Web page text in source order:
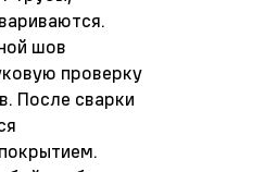
шов
проверку
После сварки